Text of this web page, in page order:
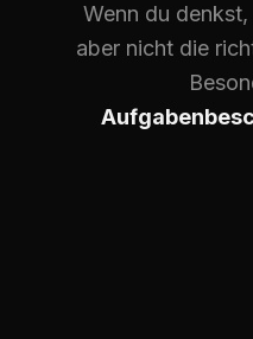
Wenn du
aber nicht die